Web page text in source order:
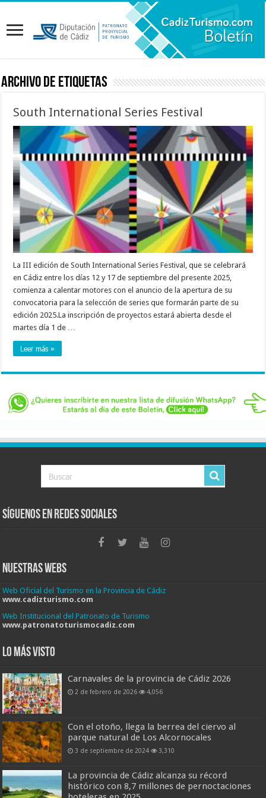
Archivo de etiquetas
South International Series Festival
La III edición de South International Series Festival, que se celebrará
en Cádiz entre los días 12 y 17 de septiembre del presente 2025,
comienza a calentar motores con el anuncio de la apertura de su
convocatoria para la selección de series que formarán parte de su
edición 2025.La inscripción de proyectos estará abierta desde el
martes día 1 de …
Leer más »
Síguenos en Redes Sociales
Nuestras Webs
Web Oficial del Turismo en la Provincia de Cádiz
www.cadizturismo.com
Web Institucional del Patronato de Turismo
www.patronatoturismocadiz.com
Lo más visto
Carnavales de la provincia de Cádiz 2026
2 de febrero de 2026 4,056
Con el otoño, llega la berrea del ciervo al
parque natural de Los Alcornocales
3 de septiembre de 2024 3,310
La provincia de Cádiz alcanza su récord
histórico con 8,7 millones de pernoctaciones